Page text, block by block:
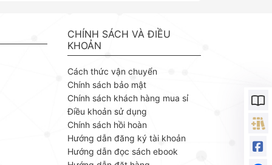
trị,
mực và chuyên sâu, Nhà xuất bản
Bách khoa phát hành bộ ebook
chuyên ngành của tác giả Thạc Bình
Cường – một giảng viên giàu kinh
nghiệm với cách tiếp cận khoa học,
thực tiễn.
CHÍNH SÁCH VÀ ĐIỀU
KHOẢN
Cách thức vận chuyển
Chính sách bảo mật
Chính sách khách hàng mua sỉ
Điều khoản sử dụng
Chính sách hồi hoàn
Hướng dẫn đăng ký tài khoản
Hướng dẫn đọc sách ebook